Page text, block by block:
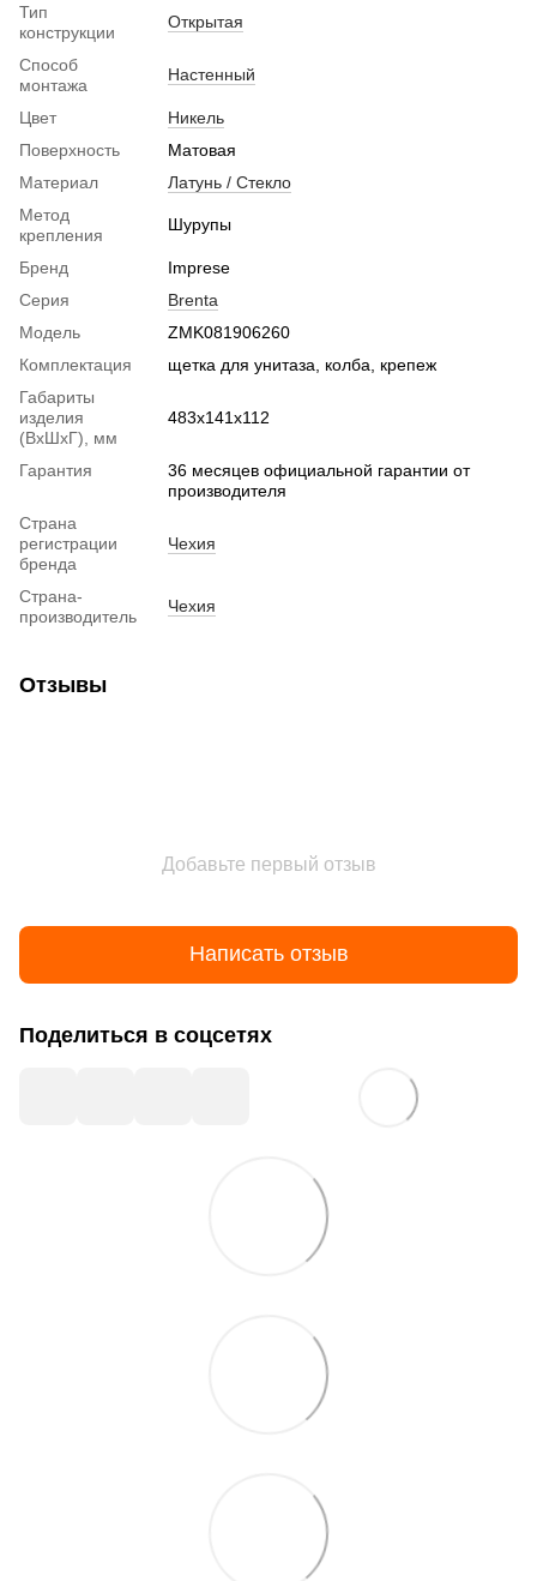
Тип
конструкции
Открытая
Способ
монтажа
Настенный
Цвет
Никель
Поверхность
Матовая
Материал
Латунь / Стекло
Метод
крепления
Шурупы
Бренд
Imprese
Серия
Brenta
Модель
ZMK081906260
Комплектация
щетка для унитаза, колба, крепеж
Габариты
изделия
(ВхШхГ), мм
483х141х112
Гарантия
36 месяцев официальной гарантии от
производителя
Страна
регистрации
бренда
Чехия
Страна-
производитель
Чехия
Отзывы
Добавьте первый отзыв
Написать отзыв
Поделиться в соцсетях